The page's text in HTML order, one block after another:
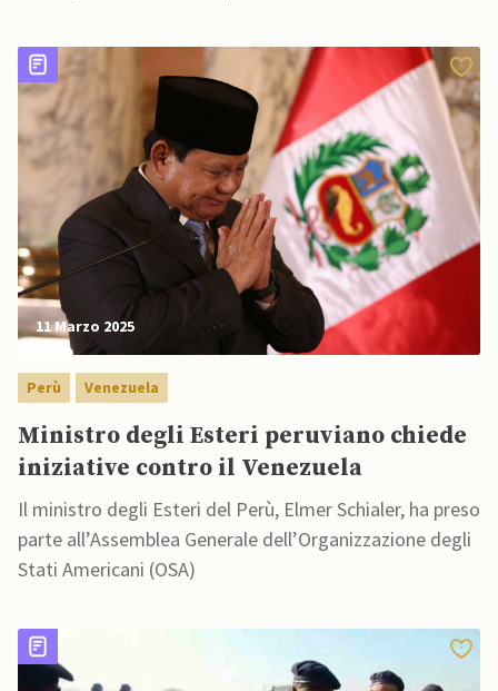
11 Marzo 2025
Perù Venezuela
Ministro degli Esteri peruviano chiede
iniziative contro il Venezuela
Il ministro degli Esteri del Perù, Elmer Schialer, ha preso
parte all’Assemblea Generale dell’Organizzazione degli
Stati Americani (OSA)